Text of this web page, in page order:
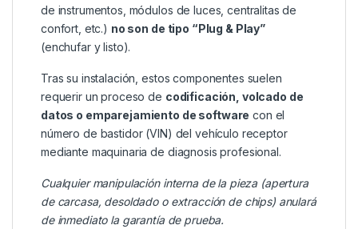
de instrumentos, módulos de luces, centralitas de
confort, etc.) no son de tipo “Plug & Play”
(enchufar y listo).
Tras su instalación, estos componentes suelen
requerir un proceso de codificación, volcado de
datos o emparejamiento de software con el
número de bastidor (VIN) del vehículo receptor
mediante maquinaria de diagnosis profesional.
Cualquier manipulación interna de la pieza (apertura
de carcasa, desoldado o extracción de chips) anulará
de inmediato la garantía de prueba.